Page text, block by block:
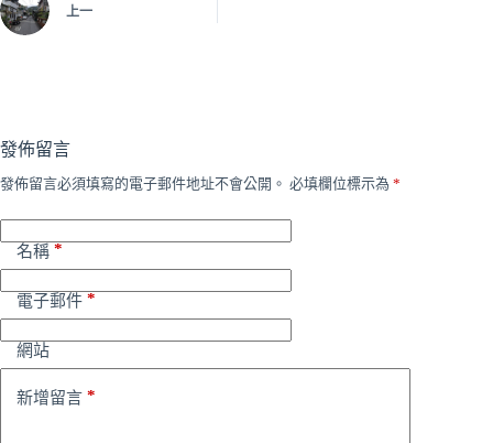
上一
發佈留言
發佈留言必須填寫的電子郵件地址不會公開。 必填欄位標示為 *
名稱 *
電子郵件 *
網站
新增留言 *